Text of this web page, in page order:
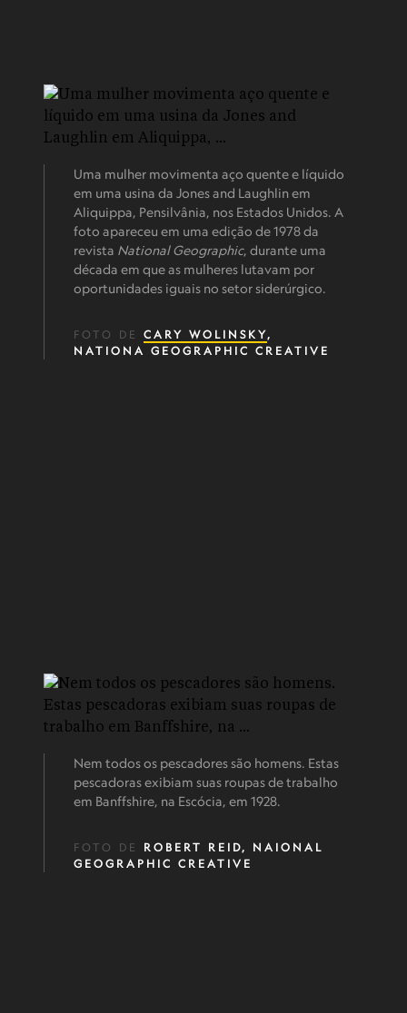
Uma mulher movimenta aço quente e líquido
em uma usina da Jones and Laughlin em
Aliquippa, Pensilvânia, nos Estados Unidos. A
foto apareceu em uma edição de 1978 da
revista National Geographic, durante uma
década em que as mulheres lutavam por
oportunidades iguais no setor siderúrgico.
FOTO DE CARY WOLINSKY,
NATIONA GEOGRAPHIC CREATIVE
Nem todos os pescadores são homens. Estas
pescadoras exibiam suas roupas de trabalho
em Banffshire, na Escócia, em 1928.
FOTO DE ROBERT REID, NAIONAL
GEOGRAPHIC CREATIVE